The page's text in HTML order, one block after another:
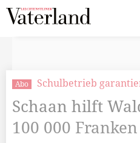
Abo Schulbetrieb
Schaan hilft
100 000 Franken